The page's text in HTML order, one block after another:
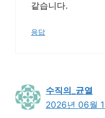
같습니다.
응답
수직의_균열
2026년 06월